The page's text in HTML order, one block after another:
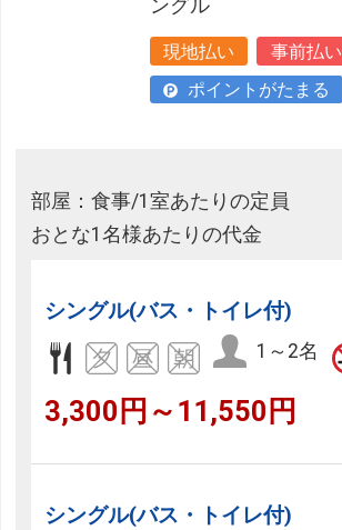
ングル
現地払い
事前払い
ポイントがたまる
部屋：食事/1室あたりの定員
おとな1名様あたりの代金
シングル(バス・トイレ付)
1～2名
3,300円～11,550円
シングル(バス・トイレ付)